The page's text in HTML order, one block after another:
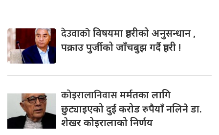
देउवाकोविषयमा प्रहरीको अनुसन्धान ,
पक्राउ पुर्जीको जाँचबुझ गर्दै प्रहरी !
कोइरालानिवासमर्मतका लागि
छुट्याइएको दुई करोड रुपैयाँ नलिने डा.
शेखर कोइरालाको निर्णय